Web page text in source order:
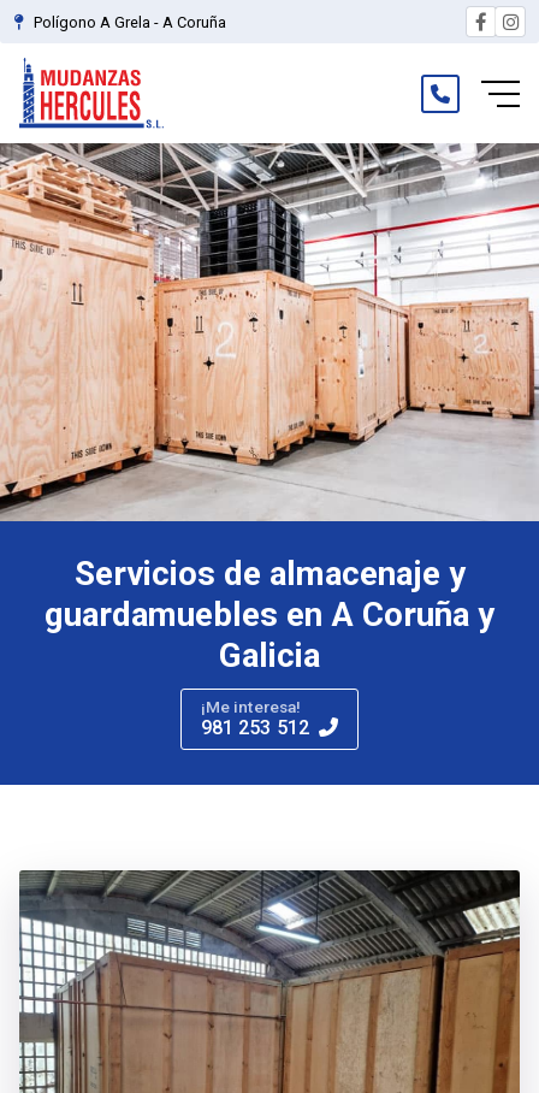
Polígono A Grela - A Coruña
Servicios de almacenaje y
guardamuebles en A Coruña y
Galicia
¡Me interesa!
981 253 512